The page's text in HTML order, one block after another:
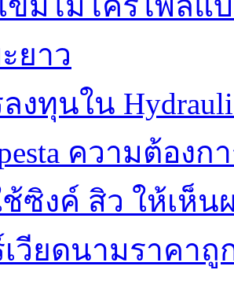
ยาว
งทุนใน
ความต้อง
ซิงค์ สิว ให้เห็
วียดนามราคาถู